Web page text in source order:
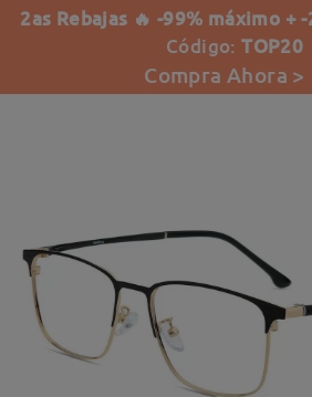
2as Rebajas 🔥 -99% máximo +
Código:TOP20
Compra Ahora >